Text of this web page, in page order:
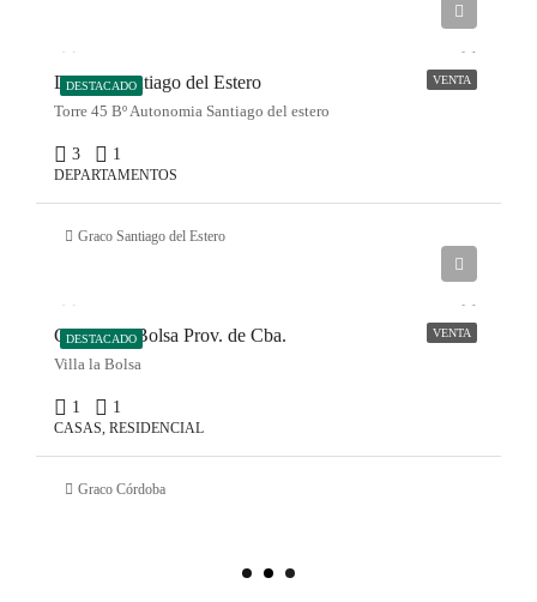
DESTACADO VENTA
DPTO. Santiago del Estero
Torre 45 Bº Autonomia Santiago del estero
3 1
DEPARTAMENTOS
Graco Santiago del Estero
DESTACADO VENTA
CASA La Bolsa Prov. de Cba.
Villa la Bolsa
1 1
CASAS, RESIDENCIAL
Graco Córdoba